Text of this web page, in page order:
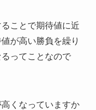
ことで期待値に近
が高い勝負を繰り
ってことなので
くなっていますか